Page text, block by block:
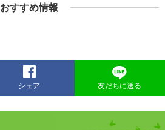
おすすめ情報
シェア 友だちに送る